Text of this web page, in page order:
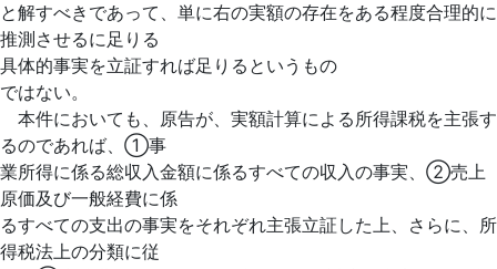
と解すべきであって、単に右の実額の存在をある程度合理的に
推測させるに足りる
具体的事実を立証すれば足りるというもの
ではない。
本件においても、原告が、実額計算による所得課税を主張す
るのであれば、①事
業所得に係る総収入金額に係るすべての収入の事実、②売上
原価及び一般経費に係
るすべての支出の事実をそれぞれ主張立証した上、さらに、所
得税法上の分類に従